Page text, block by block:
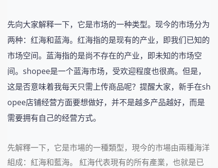
先向大家解释一下，它是市场的一种类型。现今的市场分为
两种：红海和蓝海。红海指的是现有的产业，即我们已知的
市场空间。蓝海指的是尚不存在的产业，即未知的市场空
间。shopee是一个蓝海市场，受欢迎程度也很高。但是，
这是否意味着我每天只需上传商品呢？提醒大家，新手在sh
opee店铺经营方面要想做好，并不是越多产品越好，而是
需要拥有自己的经营方式。
先解釋一下，它是市場的一種類型，現今的市場由兩種海洋
組成：紅海和藍海。 紅海代表現有的所有產業，也就是已